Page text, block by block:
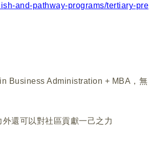
and-pathway-programs/tertiary-pre
Business Administration + MBA，無
還可以對社區貢獻一己之力